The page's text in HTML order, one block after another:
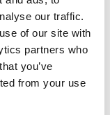
our traffic.
of our site with
partners who
you’ve
from your use
Es autora de
de divulgación en el
miembro del comité
en los servicios de
centros de referencia.